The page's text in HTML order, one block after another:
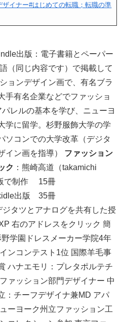
ザイナー#はじめての転職；転職の準
出版：電子書籍とペーパー
（同じ内容です）で掲載して
ョンデザイン画で、有名ブラ
手有名企業などでファッショ
レルの基本を学び、ニューヨ
学に留学。杉野服飾大学の学
ソコンでの大学改革（デジタ
イン画を指導） ファッション
ク ：熊崎高道（takamichi
版で制作 15冊
kidle出版 35冊
タツとアナログを共有した授
右のアドレスをクリック 簡
学園ドレスメーカー学院4年
ンコンテスト1位 国際羊毛事
ハナエモリ：プレタポルテチ
ァッション部門デザイナー 中
：チーフデザイナ兼MD アパ
ーヨーク州立ファッション工